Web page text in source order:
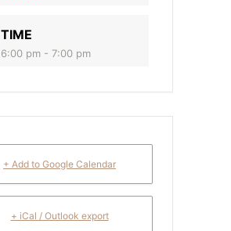
TIME
6:00 pm - 7:00 pm
+ Add to Google Calendar
+ iCal / Outlook export